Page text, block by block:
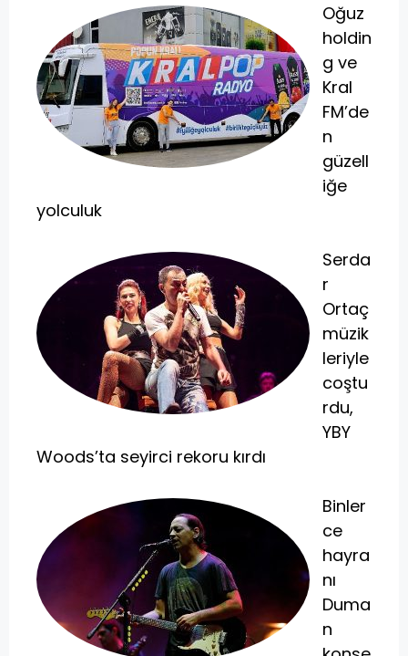
Oğuz
holdin
g ve
Kral
FM’de
n
güzell
iğe
yolculuk
Serda
r
Ortaç
müzik
leriyle
coştu
rdu,
YBY
Woods’ta seyirci rekoru kırdı
Binler
ce
hayra
nı
Duma
n